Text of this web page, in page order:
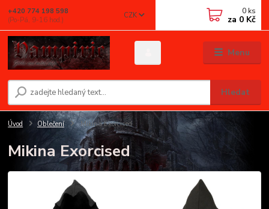
Menu
CZK
Hledat
+420 774 198 598
(Po-Pá, 9-16 hod.)
0 ks
za 0 Kč
Úvod Oblečení Mikina Exorcised
Mikina Exorcised